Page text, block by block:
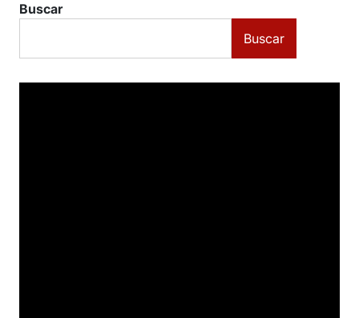
Buscar
Buscar